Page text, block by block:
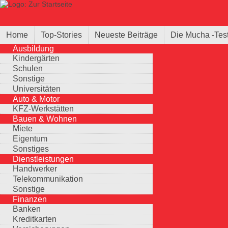
Direkt zum Inhalt
Home Top-Stories Neueste Beiträge
Die Mucha -
Ausbildung
Kindergärten
Schulen
Sonstige
Universitäten
Auto & Motor
KFZ-Werkstätten
Bauen & Wohnen
Miete
Eigentum
Sonstiges
Dienstleistungen
Handwerker
Telekommunikation
Sonstige
Finanzen
Banken
Kreditkarten